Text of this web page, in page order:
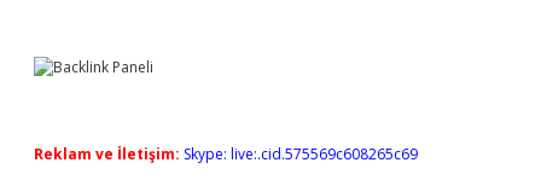
Reklam ve İletişim: Skype: live:.cid.575569c608265c69